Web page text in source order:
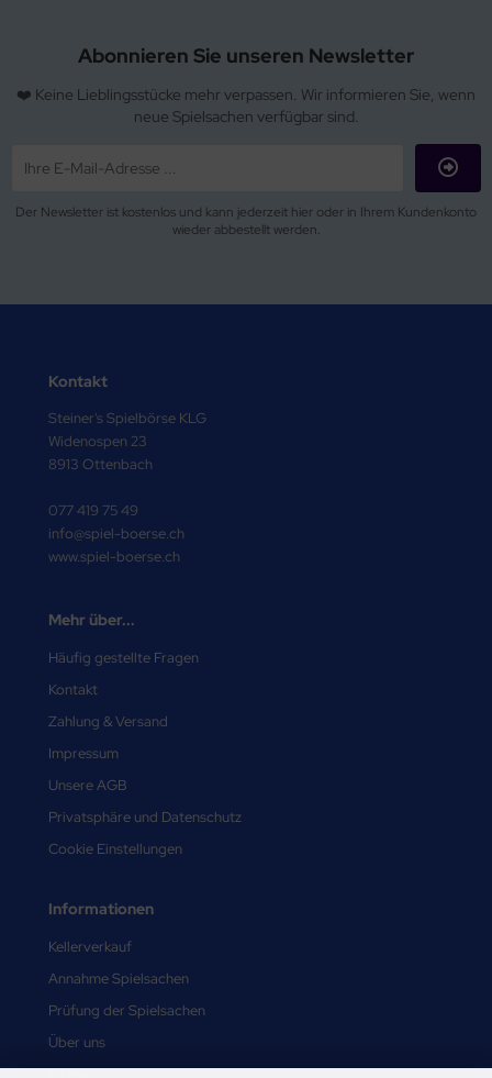
Abonnieren Sie unseren Newsletter
❤️ Keine Lieblingsstücke mehr verpassen. Wir informieren Sie, wenn
neue Spielsachen verfügbar sind.
Der Newsletter ist kostenlos und kann jederzeit hier oder in Ihrem Kundenkonto
wieder abbestellt werden.
Kontakt
Steiner's Spielbörse KLG
Widenospen 23
8913 Ottenbach
077 419 75 49
info@spiel-boerse.ch
www.spiel-boerse.ch
Mehr über...
Häufig gestellte Fragen
Kontakt
Zahlung & Versand
Impressum
Unsere AGB
Privatsphäre und Datenschutz
Cookie Einstellungen
Informationen
Kellerverkauf
Annahme Spielsachen
Prüfung der Spielsachen
Über uns
Sitemap